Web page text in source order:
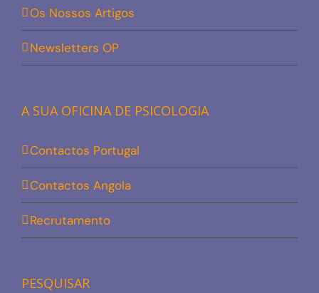
Os Nossos Artigos
Newsletters OP
A SUA OFICINA DE PSICOLOGIA
Contactos Portugal
Contactos Angola
Recrutamento
PESQUISAR